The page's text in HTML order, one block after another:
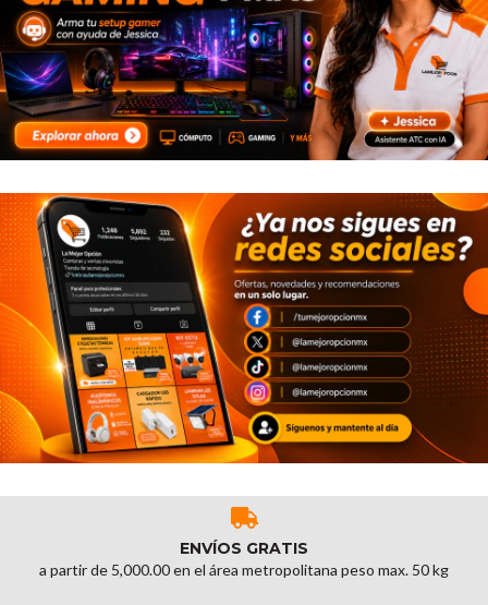
ENVÍOS GRATIS
a partir de 5,000.00 en el área metropolitana peso max. 50 kg